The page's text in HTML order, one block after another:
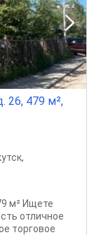
26, 479 м²,
,
м² Ищете
отличное
торговое